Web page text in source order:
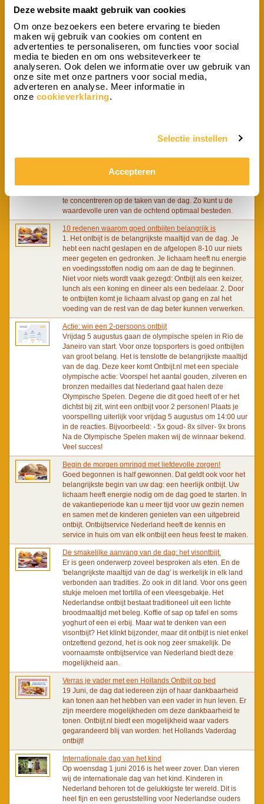
Deze website maakt gebruik van cookies
Om onze bezoekers een betere ervaring te bieden
maken wij gebruik van cookies om content en
advertenties te personaliseren, om functies voor social
media te bieden en om ons websiteverkeer te
analyseren. Ook delen we informatie over uw gebruik van
onze site met onze partners voor social media,
adverteren en analyse. Meer informatie in
onze cookieverklaring.
Selectie instellen
Accepteren
bestellen bij uw ontbijt. U heeft de keuze uit de volgende
bijproducten:- Bonbiance Chocolade Love- Bonbiance
Chocolade Gefeliciteerd - Bonbiance Chocolade Bedankt-
Tony Chocolony- Rode roos- Merci- Celebrations -
Zuivelhoeve Yoghurt Aardbei Deze bijproducten komt u
vanzelf tegen in het bestellingsproces.
Ontbijt.nl bezorgt nu ook in de regio Nijmegen/Arnhem
Met veel plezier verwelkomen wij een nieuwe,
betrouwbare cateraar die met Ontbijt.nl gaat
samenwerken. U kan vanaf dit weekend nu ook in de
is weer aan het werk. Hoe kunt u de dag nu beter starten
te concentreren op de taken van de dag. Zo kunt u de
waardevolle uren van de ochtend optimaal besteden.
10 redenen waarom goed ontbijten belangrijk is
1. Het ontbijt is de belangrijkste maaltijd van de dag. Je
hebt een nacht geslapen en de afgelopen 8-10 uur niets
meer gegeten en gedronken. Je lichaam heeft nu energie
en voedingsstoffen nodig om aan de dag te beginnen.
Niet voor niets wordt vaak gezegd: Ontbijt als een keizer,
lunch als een koning en dineer als een bedelaar. 2. Door
te ontbijten komt je lichaam alvast op gang en zal het
voeding van de rest van de dag beter kunnen verwerken.
Actie: win een 2-persoons ontbijt
Vrijdag 5 augustus gaan de olympische spelen in Rio de
Janeiro van start. Voor onze topsporters is goed ontbijten
van groot belang. Het is tenslotte de belangrijkste maaltijd
van de dag. Deze keer komt Ontbijt.nl met een speciale
olympische actie: Voorspel het aantal gouden, zilveren en
bronzen medailles dat Nederland gaat halen deze
Olympische Spelen. Degene die dit goed heeft of er het
dichtst bij zit, wint een ontbijt voor 2 personen! Plaats je
voorspelling uiterlijk voor vrijdag 5 augustus om 14:00 uur
in de reacties. Bijvoorbeeld: - 5x goud- 8x silver- 9x brons
Na de Olympische Spelen maken wij de winnaar bekend.
Veel succes!
Begin de morgen omringd met liefdevolle zorgen!
Goed begonnen is half gewonnen. Dat geldt ook voor het
belangrijkste begin van uw dag: een heerlijk ontbijt. Uw
lichaam heeft energie nodig om de dag goed te starten. In
de vakantieperiode kan u meer tijd voor uw gezin nemen
en samen met de kinderen genieten van een uitgebreid
ontbijt. Ontbijtservice Nederland heeft de kennis en
service in huis om van elk ontbijt een heus feest te maken.
De smakelijke aanvang van de dag: het visontbijt.
Er is geen onderwerp zoveel besproken als eten. En de
'belangrijkste maaltijd van de dag' is werkelijk in elk land
verbonden aan tradities. Zo ook in dit land. Voor ons geen
stukje meloen met tortilla of een vleesgebakje. Het
Nederlandse ontbijt bestaat traditioneel uit een lichte
broodmaaltijd met beleg. Koffie of sap op tafel en soms
yoghurt of een ei erbij. Maar wat te denken van een
visontbijt? Het klinkt bijzonder, maar dit ontbijt is niet enkel
ontzettend gezond, het is ook nog zeer smakelijk. De
voornaamste ontbijtservice van Nederland biedt deze
mogelijkheid aan.
Verras je vader met een Hollands Ontbijt op bed
19 Juni, de dag dat iedereen zijn of haar dankbaarheid
kan tonen aan het hebben van een vader in hun leven. Er
zijn meerdere mogelijkheden om deze dankbaarheid te
tonen. Ontbijt.nl biedt een mogelijkheid waar vaders
gegarandeerd blij van worden: het Hollands Vaderdag
ontbijt!
Internationale dag van het kind
Op woensdag 1 juni 2016 is het weer zover. Dan vieren
wij de internationale dag van het kind. Kinderen in
Nederland behoren tot de gelukkigste ter wereld. Dit is
heel fijn en een geruststelling voor Nederlandse ouders